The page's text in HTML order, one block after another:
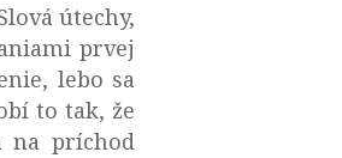
útechy,
prvej
lebo sa
to tak, že
na príchod